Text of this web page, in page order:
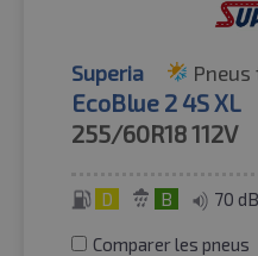
Superia
EcoBlue 2 4S XL
255/60R18112V
D B 70 dB
Comparer les pneus